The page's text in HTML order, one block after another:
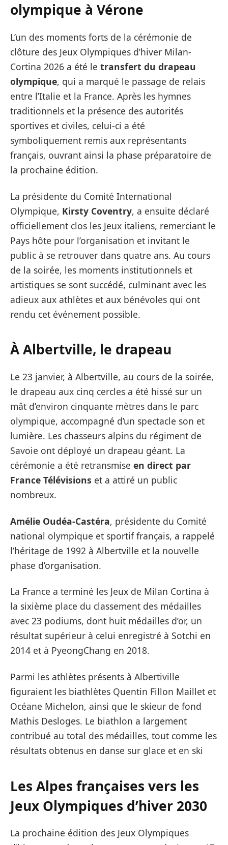
olympique à Vérone
L’un des moments forts de la cérémonie de
clôture des Jeux Olympiques d’hiver Milan-
Cortina 2026 a été le transfert du drapeau
olympique, qui a marqué le passage de relais
entre l’Italie et la France. Après les hymnes
traditionnels et la présence des autorités
sportives et civiles, celui-ci a été
symboliquement remis aux représentants
français, ouvrant ainsi la phase préparatoire de
la prochaine édition.
La présidente du Comité International
Olympique, Kirsty Coventry, a ensuite déclaré
officiellement clos les Jeux italiens, remerciant le
Pays hôte pour l’organisation et invitant le
public à se retrouver dans quatre ans. Au cours
de la soirée, les moments institutionnels et
artistiques se sont succédé, culminant avec les
adieux aux athlètes et aux bénévoles qui ont
rendu cet événement possible.
À Albertville, le drapeau
Le 23 janvier, à Albertville, au cours de la soirée,
le drapeau aux cinq cercles a été hissé sur un
mât d’environ cinquante mètres dans le parc
olympique, accompagné d’un spectacle son et
lumière. Les chasseurs alpins du régiment de
Savoie ont déployé un drapeau géant. La
cérémonie a été retransmise en direct par
France Télévisions et a attiré un public
nombreux.
Amélie Oudéa-Castéra, présidente du Comité
national olympique et sportif français, a rappelé
l’héritage de 1992 à Albertville et la nouvelle
phase d’organisation.
La France a terminé les Jeux de Milan Cortina à
la sixième place du classement des médailles
avec 23 podiums, dont huit médailles d’or, un
résultat supérieur à celui enregistré à Sotchi en
2014 et à PyeongChang en 2018.
Parmi les athlètes présents à Albertiville
figuraient les biathlètes Quentin Fillon Maillet et
Océane Michelon, ainsi que le skieur de fond
Mathis Desloges. Le biathlon a largement
contribué au total des médailles, tout comme les
résultats obtenus en danse sur glace et en ski
Les Alpes françaises vers les
Jeux Olympiques d’hiver 2030
La prochaine édition des Jeux Olympiques